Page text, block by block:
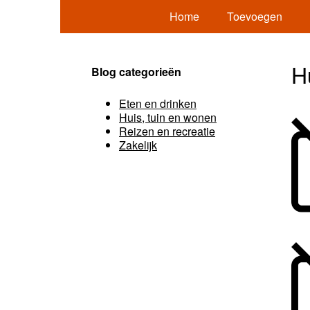
Home Toevoegen
Blog categorieën
Eten en drinken
Huis, tuin en wonen
Reizen en recreatie
Zakelijk